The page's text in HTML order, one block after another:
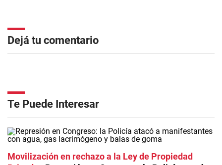
Dejá tu comentario
Te Puede Interesar
Movilización en rechazo a la Ley de Propiedad